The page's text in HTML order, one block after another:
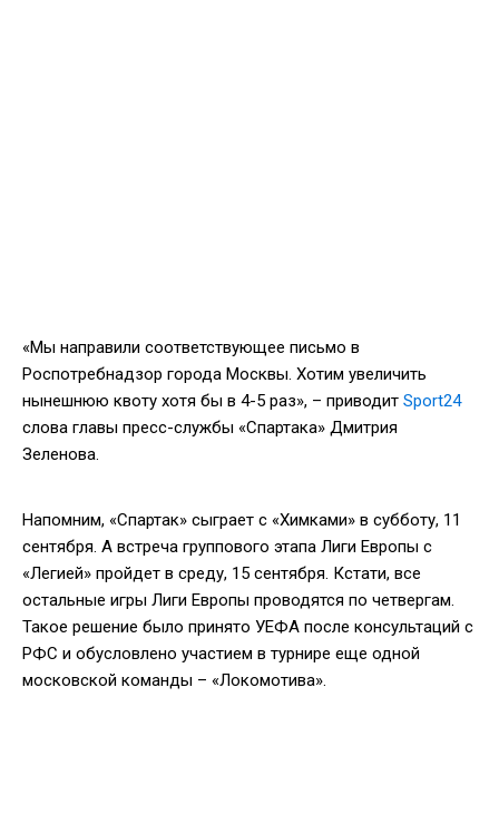
«Мы направили соответствующее письмо в
Роспотребнадзор города Москвы. Хотим увеличить
нынешнюю квоту хотя бы в 4-5 раз», – приводит Sport24
слова главы пресс-службы «Спартака» Дмитрия
Зеленова.
Напомним, «Спартак» сыграет с «Химками» в субботу, 11
сентября. А встреча группового этапа Лиги Европы с
«Легией» пройдет в среду, 15 сентября. Кстати, все
остальные игры Лиги Европы проводятся по четвергам.
Такое решение было принято УЕФА после консультаций с
РФС и обусловлено участием в турнире еще одной
московской команды – «Локомотива».